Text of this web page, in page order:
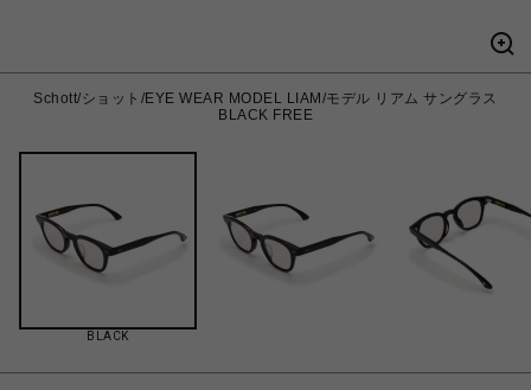
Schott/ショット/EYE WEAR MODEL LIAM/モデル リアム サングラス
BLACK FREE
BLACK